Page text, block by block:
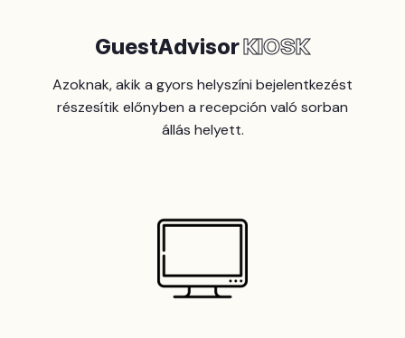
GuestAdvisorKIOSK
Azoknak, akik a gyors helyszíni bejelentkezést
részesítik előnyben a recepción való sorban
állás helyett.